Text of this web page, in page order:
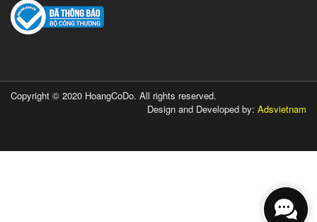
Copyright © 2020 HoangCoDo. All rights reserved.
Design and Developed by: Adsvietnam